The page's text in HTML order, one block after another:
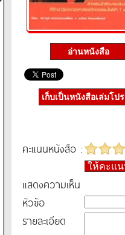
อ่านหนังสือ
เก็บเป็นหนังสือเล่มโป
คะแนนหนังสือ :
ให้คะแ
แสดงความเห็น
หัวข้อ
รายละเอียด